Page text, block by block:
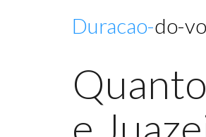
Duracao-do-